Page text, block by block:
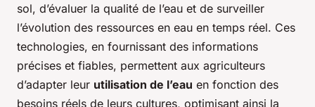
sol, d’évaluer la qualité de l’eau et de surveiller
l’évolution des ressources en eau en temps réel. Ces
technologies, en fournissant des informations
précises et fiables, permettent aux agriculteurs
d’adapter leur utilisation de l’eau en fonction des
besoins réels de leurs cultures, optimisant ainsi la